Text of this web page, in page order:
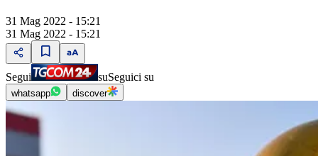
31 Mag 2022 - 15:21
31 Mag 2022 - 15:21
Segui suSeguici su
whatsapp discover